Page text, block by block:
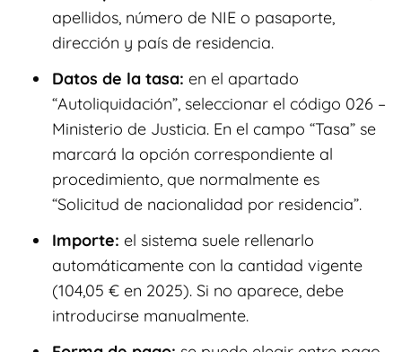
apellidos, número de NIE o pasaporte,
dirección y país de residencia.
Datos de la tasa: en el apartado
“Autoliquidación”, seleccionar el código 026 –
Ministerio de Justicia. En el campo “Tasa” se
marcará la opción correspondiente al
procedimiento, que normalmente es
“Solicitud de nacionalidad por residencia”.
Importe: el sistema suele rellenarlo
automáticamente con la cantidad vigente
(104,05 € en 2025). Si no aparece, debe
introducirse manualmente.